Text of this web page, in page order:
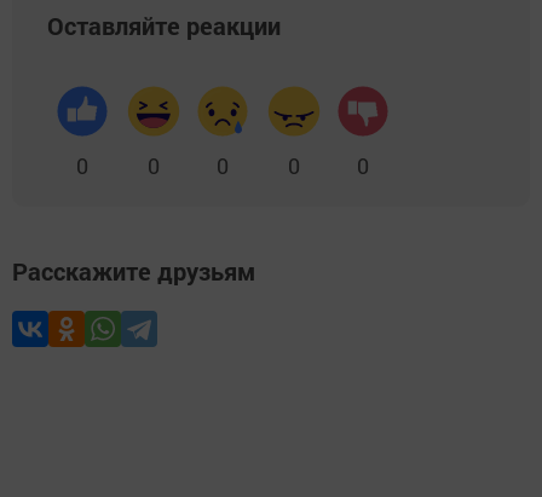
Оставляйте реакции
0 0 0 0 0
Расскажите друзьям